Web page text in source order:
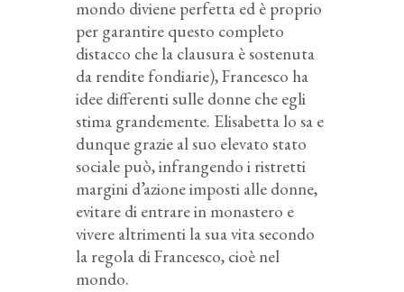
mondo diviene perfetta ed è proprio
per garantire questo completo
distacco che la clausura è sostenuta
da rendite fondiarie), Francesco ha
idee differenti sulle donne che egli
stima grandemente. Elisabetta lo sa e
dunque grazie al suo elevato stato
sociale può, infrangendo i ristretti
margini d’azione imposti alle donne,
evitare di entrare in monastero e
vivere altrimenti la sua vita secondo
la regola di Francesco, cioè nel
mondo.